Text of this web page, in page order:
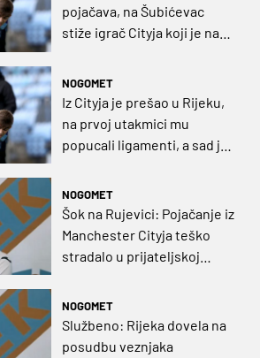
pojačava, na Šubićevac
stiže igrač Cityja koji je na
NOGOMET
Iz Cityja je prešao u Rijeku,
na prvoj utakmici mu
popucali ligamenti, a sad je
NOGOMET
Šok na Rujevici: Pojačanje iz
Manchester Cityja teško
stradalo u prijateljskoj
NOGOMET
Službeno: Rijeka dovela na
posudbu veznjaka